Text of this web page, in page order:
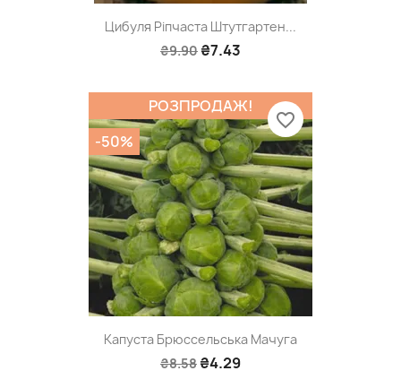
Цибуля Ріпчаста Штутгартен...
₴9.90 ₴7.43
Капуста Брюссельська Мачуга
₴8.58 ₴4.29
РОЗПРОДАЖ!
-50%
favorite_border